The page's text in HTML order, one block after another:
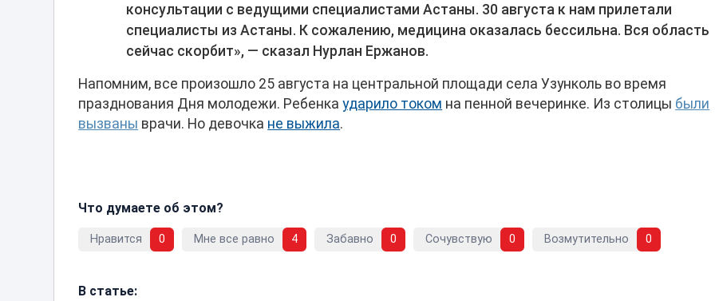
консультации с ведущими специалистами Астаны. 30 августа к нам прилетали
специалисты из Астаны. К сожалению, медицина оказалась бессильна. Вся область
сейчас скорбит», — сказал Нурлан Ержанов.
Напомним, все произошло 25 августа на центральной площади села Узунколь во время
празднования Дня молодежи. Ребенкаударило током на пенной вечеринке. Из столицы были
вызваны врачи. Но девочка не выжила.
Что думаете об этом?
Нравится 0 Мне все равно 4 Забавно 0 Сочувствую 0 Возмутительно 0
В статье: